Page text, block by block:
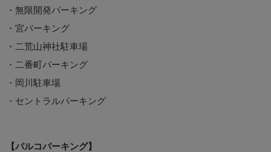
・無限開発パーキング
・宮パーキング
・二荒山神社駐車場
・二番町パーキング
・岡川駐車場
・セントラルパーキング
【パルコパーキング】